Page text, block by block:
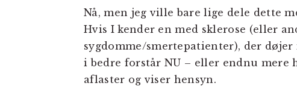
Nå, men jeg ville bare lige dele dette
Hvis I kender en med sklerose (eller
sygdomme/smertepatienter), der
i bedre forstår NU – eller endnu
aflaster og viser hensyn.